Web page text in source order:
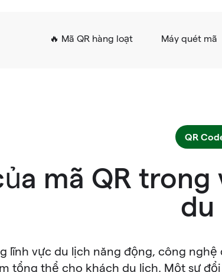
🔥 Mã QR hàng loạt Máy quét mã
QR
mã QR
du
lĩnh vực du lịch năng động, công
tổng thể cho khách du lịch. Một sự